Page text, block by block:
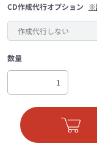
CD作成代行オプション ※
数量